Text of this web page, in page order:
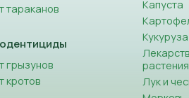
тараканов
грызунов
кротов
Капуста
Кукуруза
растения
Лук и